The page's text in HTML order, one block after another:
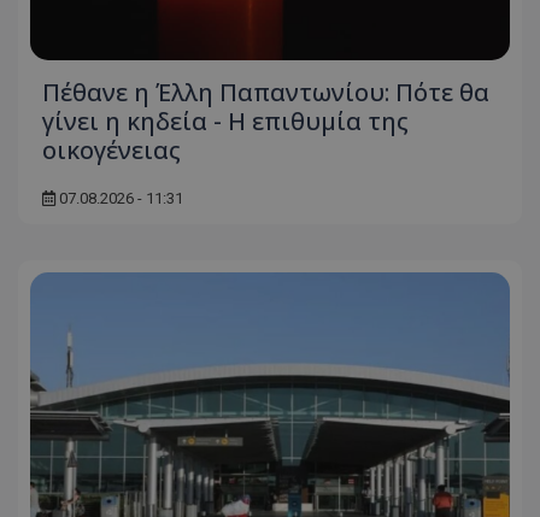
Πέθανε η Έλλη Παπαντωνίου: Πότε θα
γίνει η κηδεία - Η επιθυμία της
οικογένειας
07.08.2026 - 11:31